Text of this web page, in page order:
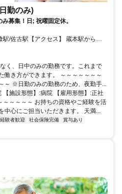
勤のみ)
募集！日; 祝曜固定休。
/佐古駅【アクセス】 蔵本駅から徒
く、日中のみの勤務です。これまで
働き方ができます。 ～～～～～～～
～ ※日勤のみの勤務のため、夜勤手...
施設形態】:病院 【雇用形態】:正社
～～～～～ お持ちの資格やご経験を活
心にご担当いただきます。 天満...
経験者歓迎 社会保険完備
賞与あり